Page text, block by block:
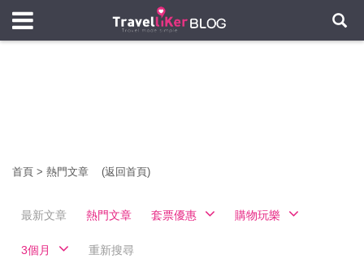
首頁 > 熱門文章 (返回首頁)
最新文章 熱門文章 套票優惠 購物玩樂
3個月 重新搜尋